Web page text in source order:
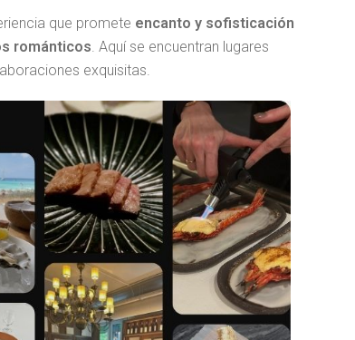
que promete encanto y sofisticación
románticos. Aquí se encuentran lugares
exquisitas.